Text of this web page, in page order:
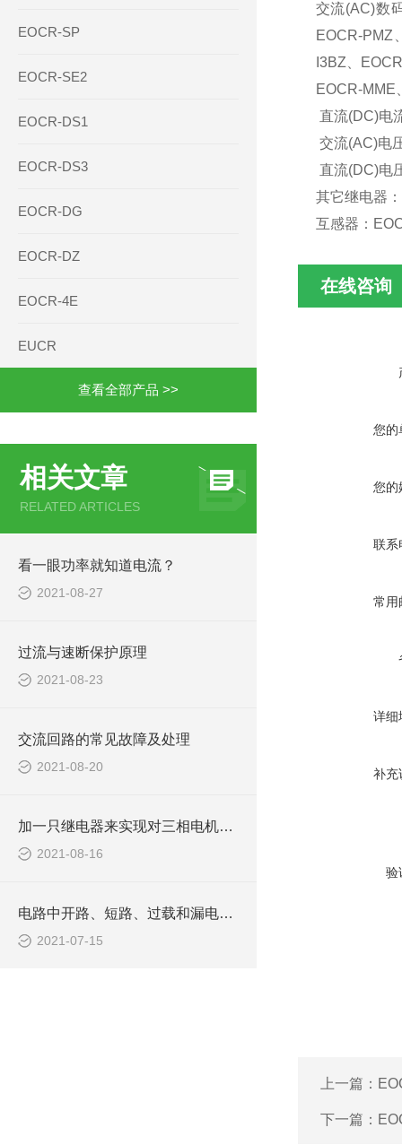
EOCR-SP
EOCR-SE2
EOCR-DS1
EOCR-DS3
EOCR-DG
EOCR-DZ
EOCR-4E
EUCR
查看全部产品 >>
相关文章
RELATED ARTICLES
看一眼功率就知道电流？
2021-08-27
过流与速断保护原理
2021-08-23
交流回路的常见故障及处理
2021-08-20
加一只继电器来实现对三相电机的缺相保护
2021-08-16
电路中开路、短路、过载和漏电及检修方法
2021-07-15
交流(AC)数
EOCR-PMZ
I3BZ、
EOCR-
直流(DC)电
交流(AC)
直流(DC)电
其它继电器
互感器：
在线咨询
您的
您的
联系
常用
详细
补充
验
上一篇：
下一篇：